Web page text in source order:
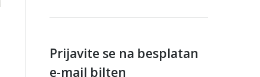
Prijavite se na besplatan
e-mail bilten